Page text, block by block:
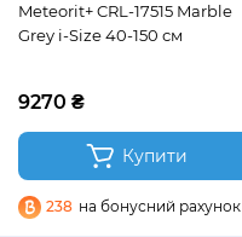
Meteorit+ CRL-17515 Marble
Grey i-Size 40-150 см
9270 ₴
Купити
238 на бонусний рахунок